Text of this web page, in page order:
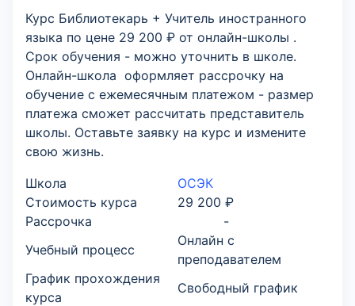
Курс Библиотекарь + Учитель иностранного
языка по цене 29 200 ₽ от онлайн-школы .
Срок обучения - можно уточнить в школе.
Онлайн-школа оформляет рассрочку на
обучение с ежемесячным платежом - размер
платежа сможет рассчитать представитель
школы. Оставьте заявку на курс и измените
свою жизнь.
Школа
ОСЭК
Стоимость курса
29 200 ₽
Рассрочка
-
Учебный процесс
Онлайн с
преподавателем
График прохождения
курса
Свободный график